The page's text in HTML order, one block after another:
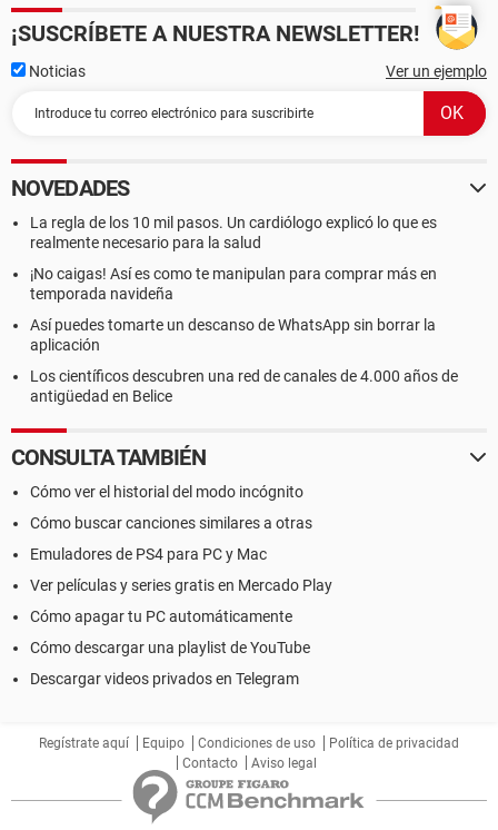
¡SUSCRÍBETE A NUESTRA NEWSLETTER!
Noticias Ver un ejemplo
NOVEDADES
La regla de los 10 mil pasos. Un cardiólogo explicó lo que es
realmente necesario para la salud
¡No caigas! Así es como te manipulan para comprar más en
temporada navideña
Así puedes tomarte un descanso de WhatsApp sin borrar la
aplicación
Los científicos descubren una red de canales de 4.000 años de
antigüedad en Belice
CONSULTA TAMBIÉN
Cómo ver el historial del modo incógnito
Cómo buscar canciones similares a otras
Emuladores de PS4 para PC y Mac
Ver películas y series gratis en Mercado Play
Cómo apagar tu PC automáticamente
Cómo descargar una playlist de YouTube
Descargar videos privados en Telegram
Regístrate aquí Equipo Condiciones de uso
Política de privacidad
Contacto
Aviso legal